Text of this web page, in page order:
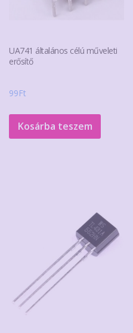
UA741 általános célú műveleti
erősítő
99Ft
Kosárba teszem